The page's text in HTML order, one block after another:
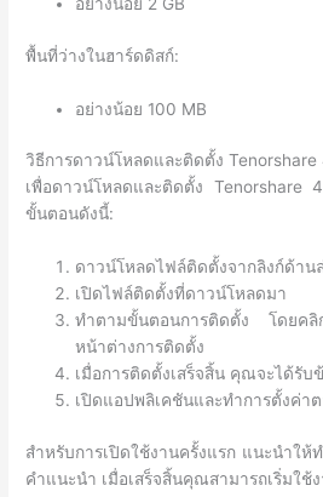
อย่างน้อย 2 GB
พื้นที่ว่างในฮาร์ดดิสก์:
อย่างน้อย 100 MB
วิธีการดาวน์โหลดและติดตั้ง Tenorshare
เพื่อดาวน์โหลดและติดตั้ง Tenorshare
ขั้นตอนดังนี้:
ดาวน์โหลดไฟล์ติดตั้งจากลิงก์ด้าน
เปิดไฟล์ติดตั้งที่ดาวน์โหลดมา
ทำตามขั้นตอนการติดตั้ง โดยค
หน้าต่างการติดตั้ง
เมื่อการติดตั้งเสร็จสิ้น คุณจะได้รับ
เปิดแอปพลิเคชันและทำการตั้งค่า
สำหรับการเปิดใช้งานครั้งแรก แนะนำใ
คำแนะนำ เมื่อเสร็จสิ้นคุณสามารถเริ่มใ